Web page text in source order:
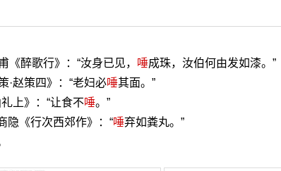
醉歌行》：“汝身已见， 唾成珠，汝伯何由发如漆。”
赵策四》：“老妇必唾其面。”
上》：“让食不唾。”
隐《行次西郊作》：“唾弃如粪丸。”